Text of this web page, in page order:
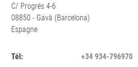
C/ Progrés 4-6
08850 - Gavà (Barcelona)
Espagne
Tél:
+34 934-796970